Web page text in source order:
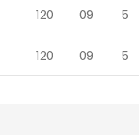
120 09 5
120 09 5